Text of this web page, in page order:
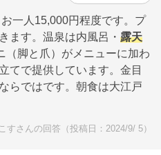
一人15,000円程度です。プ
ます。温泉は内風呂・ 露天
（脚と爪）がメニューに加わ
てで提供しています。金目
らではです。朝食は大江戸
すさんの回答（投稿日：2024/9/ 5）